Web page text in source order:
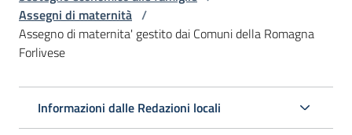
Argomenti
Servizi
Assegni di maternità /
Assegno di maternita' gestito dai Comuni della Romagna
Forlivese
Informazioni dalle Redazioni locali